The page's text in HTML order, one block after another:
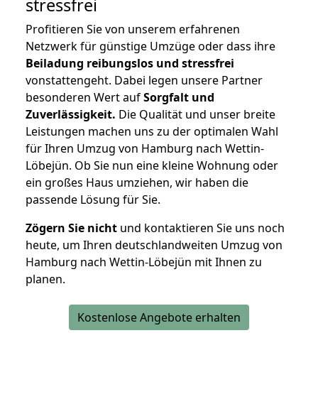
stressfrei
Profitieren Sie von unserem erfahrenen
Netzwerk für günstige Umzüge oder dass ihre
Beiladung reibungslos und stressfrei
vonstattengeht. Dabei legen unsere Partner
besonderen Wert aufSorgfalt und
Zuverlässigkeit. Die Qualität und unser breite
Leistungen machen uns zu der optimalen Wahl
für Ihren Umzug von Hamburg nach Wettin-
Löbejün. Ob Sie nun eine kleine Wohnung oder
ein großes Haus umziehen, wir haben die
passende Lösung für Sie.
Zögern Sie nicht und kontaktieren Sie uns noch
heute, um Ihren deutschlandweiten Umzug von
Hamburg nach Wettin-Löbejün mit Ihnen zu
planen.
Kostenlose Angebote erhalten